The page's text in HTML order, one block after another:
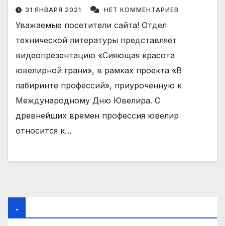
31 ЯНВАРЯ 2021 НЕТ КОММЕНТАРИЕВ
Уважаемые посетители сайта! Отдел
технической литературы представляет
видеопрезентацию «Сияющая красота
ювелирной грани», в рамках проекта «В
лабиринте профессий», приуроченную к
Международному Дню Ювелира. С
древнейших времен профессия ювелир
относится к…
.